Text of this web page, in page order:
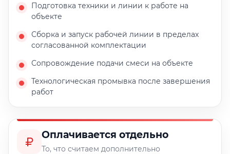
Подготовка техники и линии к работе на
объекте
Сборка и запуск рабочей линии в пределах
согласованной комплектации
Сопровождение подачи смеси на объекте
Технологическая промывка после завершения
работ
Оплачивается отдельно
То, что считаем дополнительно